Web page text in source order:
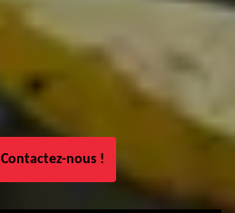
Contactez-nous !